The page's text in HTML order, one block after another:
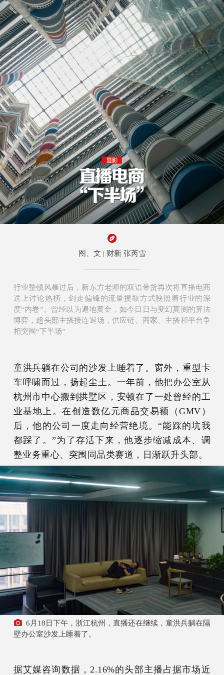
图、文 | 财新 张芮雪
行业整顿风暴过后，新东方老师的双语带货再次将直播电商
送上讨论热榜，剑走偏锋的流量攫取方式映照着行业的深
度“内卷”。曾经以为遍地黄金，如今日日与变幻莫测的算法
博弈，超头部主播接连退场，供应链、商家、主播和平台争
相突围“下半场”
童洪兵躺在公司的沙发上睡着了。窗外，重型卡
车呼啸而过，扬起尘土。一年前，他把办公室从
杭州市中心搬到拱墅区，安顿在了一处曾经的工
业基地上。在创造数亿元商品交易额（GMV）
后，他的公司一度走向经营绝境。“能踩的坑我
都踩了。”为了存活下来，他逐步缩减成本、调
整业务重心、突围同品类赛道，日渐跃升头部。
6月18日下午，浙江杭州，直播还在继续，童洪兵躺在隔
壁办公室沙发上睡着了。
据艾媒咨询数据，2.16%的头部主播占据市场近